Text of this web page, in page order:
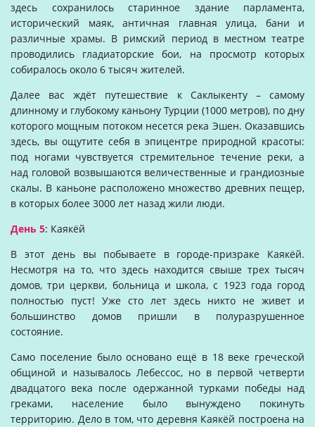
здесь сохранилось старинное здание парламента,
исторический маяк, античная главная улица, бани и
различные храмы. В римский период в местном театре
проводились гладиаторские бои, на просмотр которых
собиралось около 6 тысяч жителей.
Далее вас ждёт путешествие к Саклыкенту – самому
длинному и глубокому каньону Турции (1000 метров), по дну
которого мощным потоком несется река Эшен. Оказавшись
здесь, вы ощутите себя в эпицентре природной красоты:
под ногами чувствуется стремительное течение реки, а
над головой возвышаются величественные и грандиозные
скалы. В каньоне расположено множество древних пещер,
в которых более 3000 лет назад жили люди.
День 5: Каякёй
В этот день вы побываете в городе-призраке Каякёй.
Несмотря на то, что здесь находится свыше трех тысяч
домов, три церкви, больница и школа, с 1923 года город
полностью пуст! Уже сто лет здесь никто не живет и
большинство домов пришли в полуразрушенное
состояние.
Само поселение было основано ещё в 18 веке греческой
общиной и называлось Лебессос, но в первой четверти
двадцатого века после одержанной турками победы над
греками, население было вынуждено покинуть
территорию. Дело в том, что деревня Каякёй построена на